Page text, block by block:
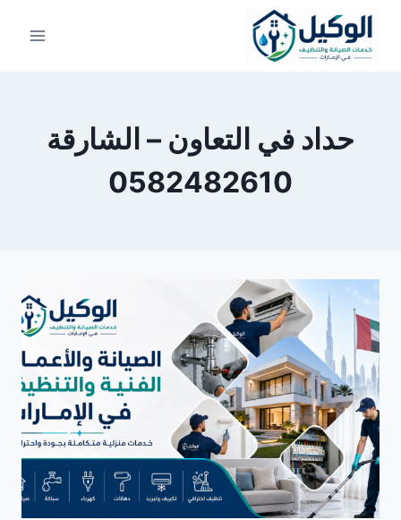
التجاوز
المحتوى
حداد في التعاون – الشارقة
0582482610